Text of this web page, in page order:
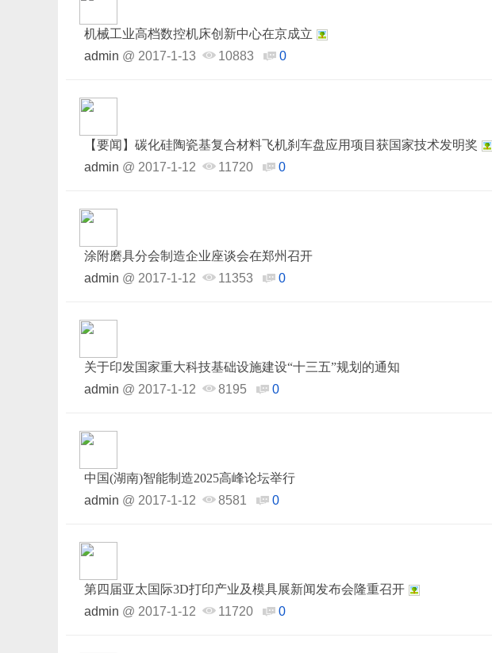
机械工业高档数控机床创新中心在京成立
admin @ 2017-1-13 10883 0
【要闻】碳化硅陶瓷基复合材料飞机刹车盘应用项目获国家技术发明奖
admin @ 2017-1-12 11720 0
涂附磨具分会制造企业座谈会在郑州召开
admin @ 2017-1-12 11353 0
关于印发国家重大科技基础设施建设“十三五”规划的通知
admin @ 2017-1-12 8195 0
中国(湖南)智能制造2025高峰论坛举行
admin @ 2017-1-12 8581 0
第四届亚太国际3D打印产业及模具展新闻发布会隆重召开
admin @ 2017-1-12 11720 0